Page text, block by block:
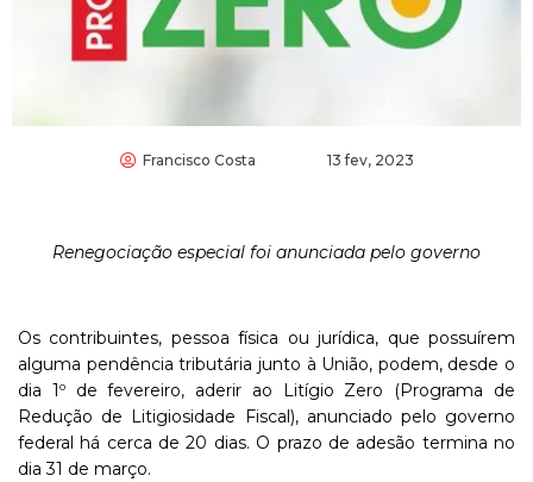
Francisco Costa 13 fev, 2023
Renegociação especial foi anunciada pelo governo
Os contribuintes, pessoa física ou jurídica, que possuírem
alguma pendência tributária junto à União, podem, desde o
dia 1º de fevereiro, aderir ao Litígio Zero (Programa de
Redução de Litigiosidade Fiscal), anunciado pelo governo
federal há cerca de 20 dias. O prazo de adesão termina no
dia 31 de março.